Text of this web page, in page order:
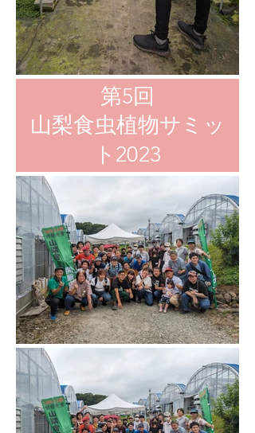
第5回
​山梨食虫植物サミッ
ト2023